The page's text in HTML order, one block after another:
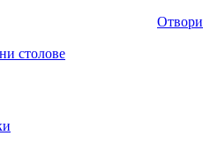
Отвори
столове